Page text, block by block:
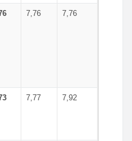
7,76 7,76
7,77 7,92